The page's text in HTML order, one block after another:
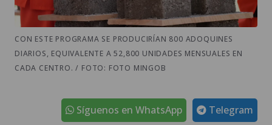
CON ESTE PROGRAMA SE PRODUCIRÍAN 800 ADOQUINES
DIARIOS, EQUIVALENTE A 52,800 UNIDADES MENSUALES EN
CADA CENTRO. / FOTO: FOTO MINGOB
Telegram
Síguenos en WhatsApp